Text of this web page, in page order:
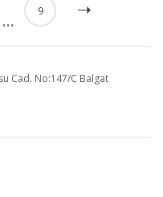
... 9
Cad. No:147/C Balgat